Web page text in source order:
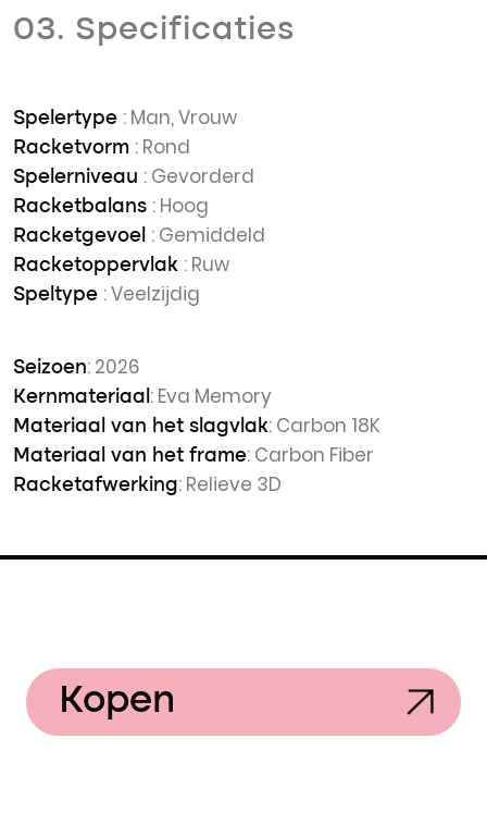
03. Specificaties
Spelertype : Man, Vrouw
Racketvorm : Rond
Spelerniveau : Gevorderd
Racketbalans : Hoog
Racketgevoel : Gemiddeld
Racketoppervlak : Ruw
Speltype : Veelzijdig
Seizoen: 2026
Kernmateriaal : Eva Memory
Materiaal van het slagvlak: Carbon 18K
Materiaal van het frame: Carbon Fiber
Racketafwerking: Relieve 3D
Kopen